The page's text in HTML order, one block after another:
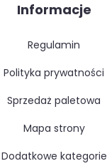
Informacje
regulamin
polityka prywatności
sprzedaż paletowa
mapa strony
dodatkowe kategorie